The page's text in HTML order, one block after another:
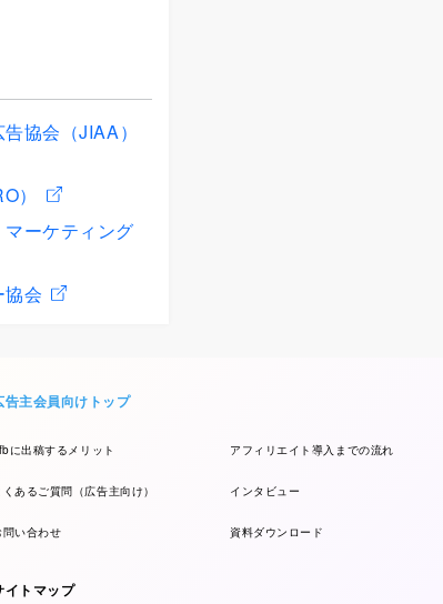
協会（JIAA）
）
ーケティング
会
告主会員向けトップ
に出稿するメリット アフィリエイト導入までの流れ
くあるご質問（広告主向け） インタビュー
問い合わせ 資料ダウンロード
イトマップ